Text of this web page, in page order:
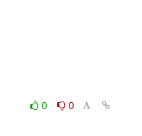
0
0